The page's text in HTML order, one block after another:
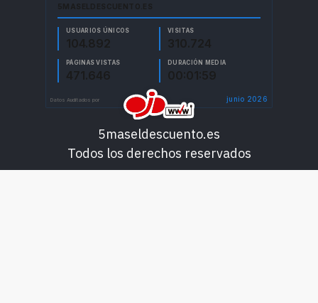
5maseldescuento.es
Todos los derechos reservados